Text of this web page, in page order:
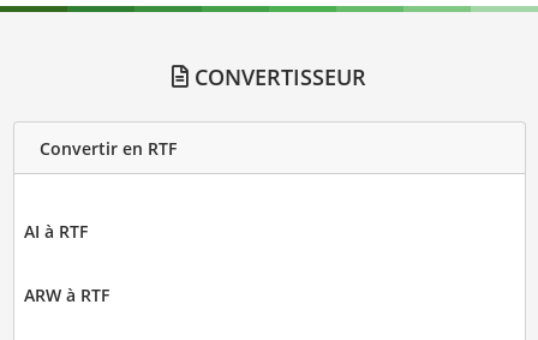
CONVERTISSEUR
Convertir en RTF
AI à RTF
ARW à RTF